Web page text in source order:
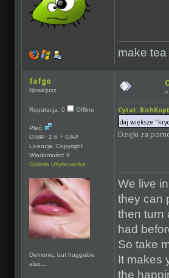
make
fafgo
Nowicjusz
Reputacja: 0 Offline
Płeć:
GIMP: 2.6 + GAP
Licencja: Copyright
Wiadomości: 9
Galeria Użytkownika
Demonic, but huggable
also...
Cytat: BishKopt
daj większe
Dzięki za
We live
they can
then turn
had
So take
It makes
the